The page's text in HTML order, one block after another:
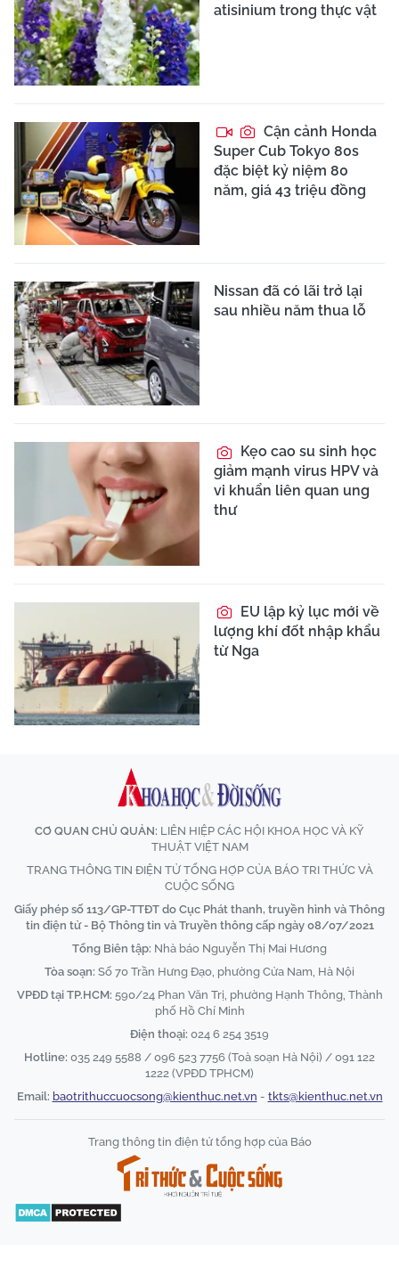
atisinium trong thực vật
Cận cảnh Honda
Super Cub Tokyo 80s
đặc biệt kỷ niệm 80
năm, giá 43 triệu đồng
Nissan đã có lãi trở lại
sau nhiều năm thua lỗ
Kẹo cao su sinh học
giảm mạnh virus HPV và
vi khuẩn liên quan ung
thư
EU lập kỷ lục mới về
lượng khí đốt nhập khẩu
từ Nga
CƠ QUAN CHỦ QUẢN: LIÊN HIỆP CÁC HỘI KHOA HỌC VÀ KỸ
THUẬT VIỆT NAM
TRANG THÔNG TIN ĐIỆN TỬ TỔNG HỢP CỦA BÁO TRI THỨC VÀ
CUỘC SỐNG
Giấy phép số 113/GP-TTĐT do Cục Phát thanh, truyền hình và Thông
tin điện tử - Bộ Thông tin và Truyền thông cấp ngày 08/07/2021
Tổng Biên tập: Nhà báo Nguyễn Thị Mai Hương
Tòa soạn: Số 70 Trần Hưng Đạo, phường Cửa Nam, Hà Nội
VPĐD tại TP.HCM: 590/24 Phan Văn Trị, phường Hạnh Thông, Thành
phố Hồ Chí Minh
Điện thoại: 024 6 254 3519
Hotline: 035 249 5588 / 096 523 7756 (Toà soạn Hà Nội) / 091 122
1222 (VPĐD TPHCM)
Email: baotrithuccuocsong@kienthuc.net.vn - tkts@kienthuc.net.vn
Trang thông tin điện tử tổng hợp của Báo